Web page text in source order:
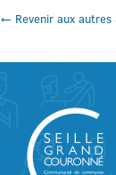
← Revenir aux autres